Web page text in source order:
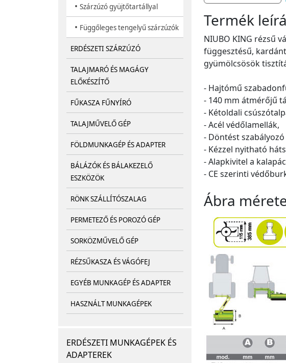
• Szárzúzó gyüjtőtartállyal
• Függőleges tengelyű szárzúzók
ERDÉSZETI SZÁRZÚZÓ
TALAJMARÓ ÉS MAGÁGY
ELŐKÉSZÍTŐ
FŰKASZA FŰNYÍRÓ
TALAJMŰVELŐ GÉP
FÖLDMUNKAGÉP ÉS ADAPTER
BÁLÁZÓK ÉS BÁLAKEZELŐ
ESZKÖZÖK
RÖNK SZÁLLÍTÓSZALAG
PERMETEZŐ ÉS POROZÓ GÉP
SORKÖZMŰVELŐ GÉP
RÉZSŰKASZA ÉS VÁGÓFEJ
EGYÉB MUNKAGÉP ÉS ADAPTER
HASZNÁLT MUNKAGÉPEK
ERDÉSZETI MUNKAGÉPEK ÉS
ADAPTEREK
Termék
NIUBO KING rézsű
függesztésű,
gyümölcsösök
- Hajtómű
- 140 mm átmérőjű
- Kétoldali
- Acél védőlamellák,
- Döntést
- Kézzel nyitható
- Alapkivitel a
- CE szerinti
Ábra